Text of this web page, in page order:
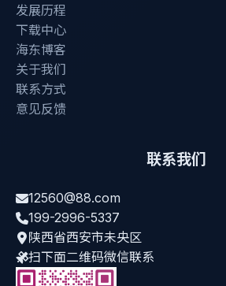
发展历程
下载中心
海东博客
关于我们
联系方式
意见反馈
联系我们
12560@88.com
199-2996-5337
陕西省西安市未央区
扫下面二维码微信联系